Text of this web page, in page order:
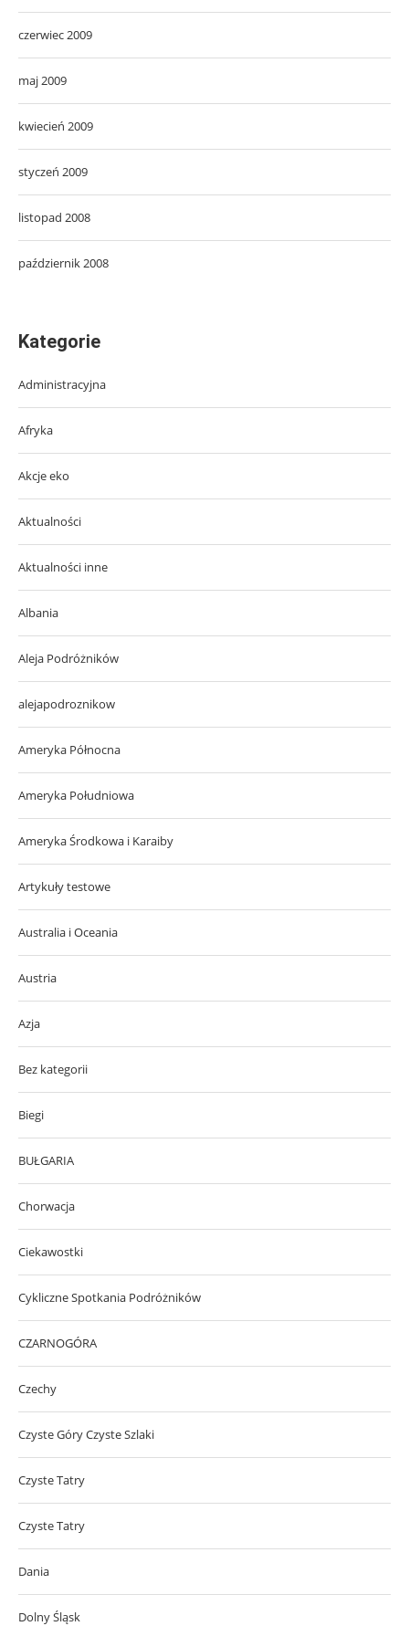
czerwiec 2009
maj 2009
kwiecień 2009
styczeń 2009
listopad 2008
październik 2008
Kategorie
Administracyjna
Afryka
Akcje eko
Aktualności
Aktualności inne
Albania
Aleja Podróżników
alejapodroznikow
Ameryka Północna
Ameryka Południowa
Ameryka Środkowa i Karaiby
Artykuły testowe
Australia i Oceania
Austria
Azja
Bez kategorii
Biegi
BUŁGARIA
Chorwacja
Ciekawostki
Cykliczne Spotkania Podróżników
CZARNOGÓRA
Czechy
Czyste Góry Czyste Szlaki
Czyste Tatry
Czyste Tatry
Dania
Dolny Śląsk